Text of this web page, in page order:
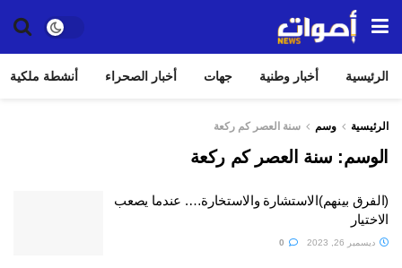
الرئيسية أخبار وطنية جهات أخبار الصحراء أنشطة ملكية
الرئيسية وسم سنة العصر كم ركعة
الوسم: سنة العصر كم ركعة
(الفرق بينهم)الاستشارة والاستخارة…. عندما يصعب
الاختيار
ديسمبر 26, 2023